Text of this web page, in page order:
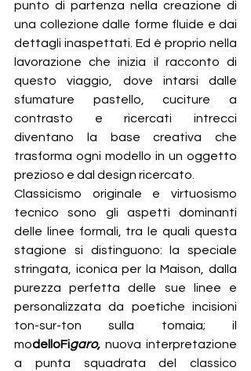
punto di partenza nella creazione di
una collezione dalle forme fluide e dai
dettagli inaspettati. Ed è proprio nella
lavorazione che inizia il racconto di
questo viaggio, dove intarsi dalle
sfumature pastello, cuciture a
contrasto e ricercati intrecci
diventano la base creativa che
trasforma ogni modello in un oggetto
prezioso e dal design ricercato.
Classicismo originale e virtuosismo
tecnico sono gli aspetti dominanti
delle linee formali, tra le quali questa
stagione si distinguono: la speciale
stringata, iconica per la Maison, dalla
purezza perfetta delle sue linee e
personalizzata da poetiche incisioni
ton-sur-ton sulla tomaia; il
modelloFigaro, nuova interpretazione
a punta squadrata del classico